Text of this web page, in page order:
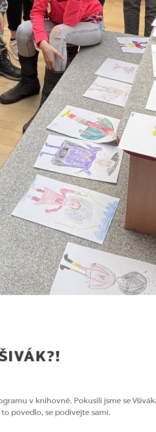
v knihovně. Pokusili jsme se
povedlo, se podívejte sami.